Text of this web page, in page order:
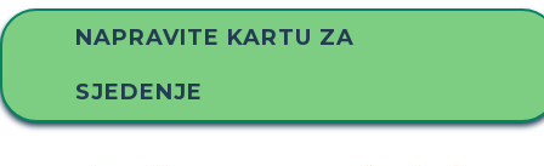
NAPRAVITE KARTU ZA
SJEDENJE